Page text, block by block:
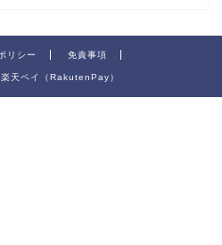
リシー 免責事項
天ペイ（RakutenPay）